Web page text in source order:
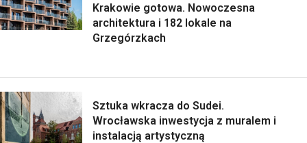
Krakowie gotowa. Nowoczesna
architektura i 182 lokale na
Grzegórzkach
Sztuka wkracza do Sudei.
Wrocławska inwestycja z muralem i
instalacją artystyczną